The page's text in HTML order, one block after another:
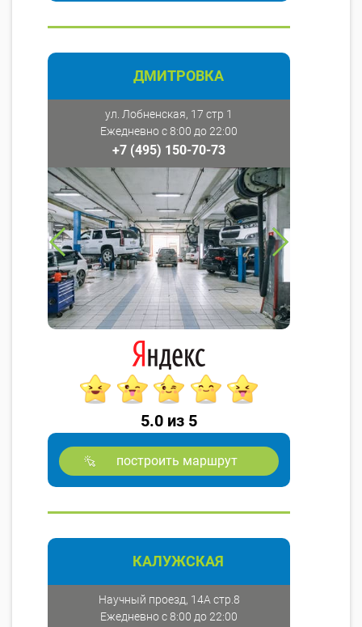
ДМИТРОВКА
ул. Лобненская, 17 стр 1
Ежедневно с 8:00 до 22:00
+7 (495) 150-70-73
5.0 из 5
построить маршрут
КАЛУЖСКАЯ
Научный проезд, 14А стр.8
Ежедневно с 8:00 до 22:00